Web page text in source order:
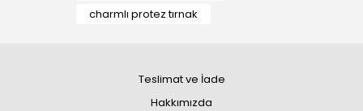
charmlı protez tırnak
Teslimat ve İade
Hakkımızda